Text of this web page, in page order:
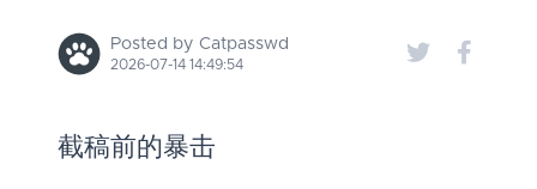
Posted by Catpasswd
2026-07-14 14:49:54
截稿前的暴击